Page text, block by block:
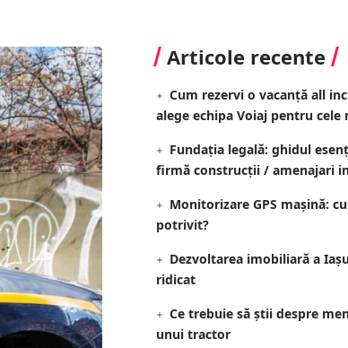
Articole recente
Cum rezervi o vacanță all
alege echipa Voiaj pentru cele
Fundația legală: ghidul
firmă construcții / amenajari
Monitorizare GPS mașină:
potrivit?
Dezvoltarea imobiliară a
ridicat
Ce trebuie să știi despre
unui tractor